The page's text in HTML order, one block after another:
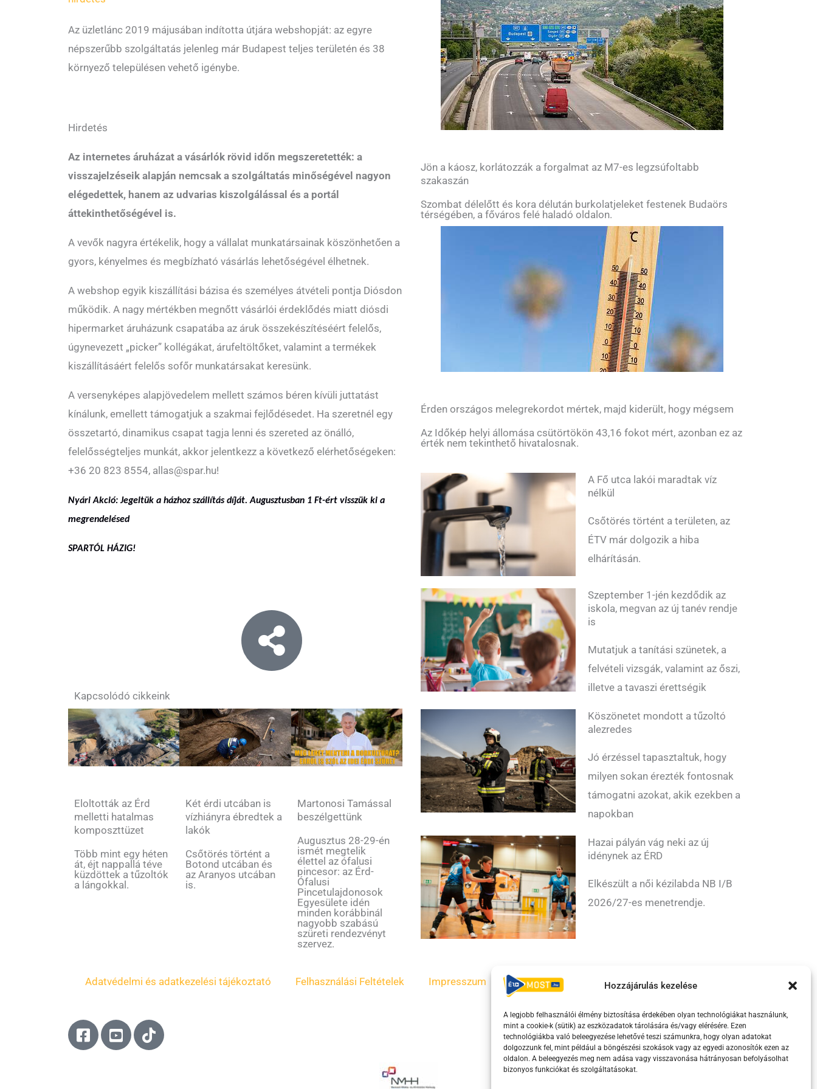
Hozzájárulás kezelése
A legjobb felhasználói élmény biztosítása érdekében olyan technológiákat használunk,
mint a cookie-k (sütik) az eszközadatok tárolására és/vagy elérésére. Ezen
technológiákba való beleegyezése lehetővé teszi számunkra, hogy olyan adatokat
dolgozzunk fel, mint például a böngészési szokások vagy az egyedi azonosítók ezen az
oldalon. A beleegyezés meg nem adása vagy visszavonása hátrányosan befolyásolhat
bizonyos funkciókat és szolgáltatásokat.
Az üzletlánc 2019 májusában indította útjára webshopját: az egyre
népszerűbb szolgáltatás jelenleg már Budapest teljes területén és 38
környező településen vehető igénybe.
Hirdetés
Az internetes áruházat a vásárlók rövid időn megszeretették: a
visszajelzéseik alapján nemcsak a szolgáltatás minőségével nagyon
elégedettek, hanem az udvarias kiszolgálással és a portál
áttekinthetőségével is.
A vevők nagyra értékelik, hogy a vállalat munkatársainak köszönhetően a
gyors, kényelmes és megbízható vásárlás lehetőségével élhetnek.
A webshop egyik kiszállítási bázisa és személyes átvételi pontja Diósdon
működik. A nagy mértékben megnőtt vásárlói érdeklődés miatt diósdi
hipermarket áruházunk csapatába az áruk összekészítéséért felelős,
úgynevezett „picker” kollégákat, árufeltöltőket, valamint a termékek
kiszállításáért felelős sofőr munkatársakat keresünk.
A versenyképes alapjövedelem mellett számos béren kívüli juttatást
kínálunk, emellett támogatjuk a szakmai fejlődésedet. Ha szeretnél egy
összetartó, dinamikus csapat tagja lenni és szereted az önálló,
felelősségteljes munkát, akkor jelentkezz a következő elérhetőségeken:
+36 20 823 8554, allas@spar.hu!
Nyári Akció:Jegeltük a házhoz szállítás díját. Augusztusban 1 Ft-ért visszük ki a
megrendelésed
SPARTÓL HÁZIG!
Kapcsolódó cikkeink
Eloltották az Érd
melletti hatalmas
komposzttüzet
Több mint egy héten
át, éjt nappallá téve
küzdöttek a tűzoltók
a lángokkal.
Két érdi utcában is
vízhiányra ébredtek a
lakók
Csőtörés történt a
Botond utcában és
az Aranyos utcában
is.
Martonosi Tamással
beszélgettünk
Augusztus 28-29-én
ismét megtelik
élettel az ófalusi
pincesor: az Érd-
Ófalusi
Pincetulajdonosok
Egyesülete idén
minden korábbinál
nagyobb szabású
szüreti rendezvényt
szervez.
Jön a káosz, korlátozzák a forgalmat az M7-es legzsúfoltabb
szakaszán
Szombat délelőtt és kora délután burkolatjeleket festenek Budaörs
térségében, a főváros felé haladó oldalon.
Érden országos melegrekordot mértek, majd kiderült, hogy mégsem
Az Időkép helyi állomása csütörtökön 43,16 fokot mért, azonban ez az
érték nem tekinthető hivatalosnak.
A Fő utca lakói maradtak víz
nélkül
Csőtörés történt a területen, az
ÉTV már dolgozik a hiba
elhárításán.
Szeptember 1-jén kezdődik az
iskola, megvan az új tanév rendje
is
Mutatjuk a tanítási szünetek, a
felvételi vizsgák, valamint az őszi,
illetve a tavaszi érettségik
Köszönetet mondott a tűzoltó
alezredes
Jó érzéssel tapasztaltuk, hogy
milyen sokan érezték fontosnak
támogatni azokat, akik ezekben a
napokban
Hazai pályán vág neki az új
idénynek az ÉRD
Elkészült a női kézilabda NB I/B
2026/27-es menetrendje.
Adatvédelmi és adatkezelési tájékoztató Felhasználási Feltételek Impresszum ÁSZF Irányelvek Moderálási szabályzat
F
a
Y
o
T
i